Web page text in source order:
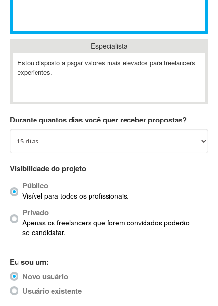
Ableton
Ableton Push
Abstract
AC3
ACID Pro
ACPI
Acrobat
Acrobat X
Acronis
ACT
Actimize
ActionScript
ActionScript 3
Especialista
Estou disposto a pagar valores mais elevados para freelancers
experientes.
Durante quantos dias você quer receber propostas?
Visibilidade do projeto
Público
Visível para todos os profissionais.
Privado
Apenas os freelancers que forem convidados poderão
se candidatar.
Eu sou um:
Novo usuário
Usuário existente